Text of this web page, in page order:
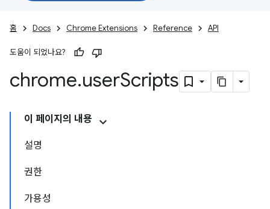
홈 Docs Chrome Extensions Reference API
도움이 되었나요?
chrome.userScripts
이 페이지의 내용
설명
권한
가용성